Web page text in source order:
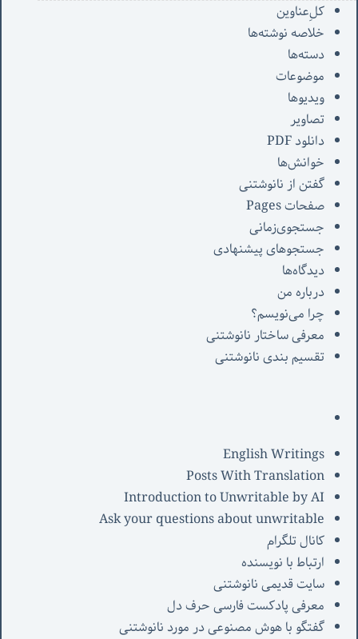
کل‌ِعناوین
خلاصه نوشته‌ها
دسته‌ها
موضوعات
ویدیوها
تصاویر
دانلود PDF
خوانش‌ها
گفتن از نانوشتنی
صفحات Pages
جستجوی‌زمانی
جستجوهای پیشنهادی
دیدگاه‌ها
درباره من
چرا می‌نویسم؟
معرفی‌ ساختار نانوشتنی
تقسیم بندی نانوشتنی
English Writings
Posts With Translation
Introduction to Unwritable by AI
Ask your questions about unwritable
کانال تلگرام
ارتباط با نویسنده
سایت قدیمی نانوشتنی
معرفی پادکست فارسی حرف دل
گفتگو با هوش مصنوعی در مورد نانوشتنی